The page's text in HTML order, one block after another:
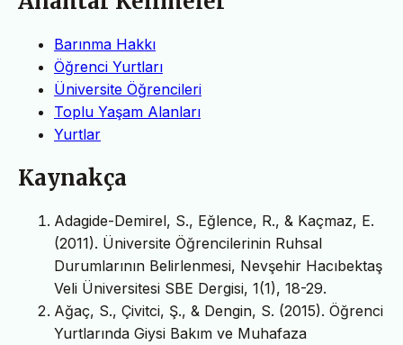
Barınma Hakkı
Öğrenci Yurtları
Üniversite Öğrencileri
Toplu Yaşam Alanları
Yurtlar
Kaynakça
Adagide-Demirel, S., Eğlence, R., & Kaçmaz, E.
(2011). Üniversite Öğrencilerinin Ruhsal
Durumlarının Belirlenmesi, Nevşehir Hacıbektaş
Veli Üniversitesi SBE Dergisi, 1(1), 18-29.
Ağaç, S., Çivitci, Ş., & Dengin, S. (2015). Öğrenci
Yurtlarında Giysi Bakım ve Muhafaza